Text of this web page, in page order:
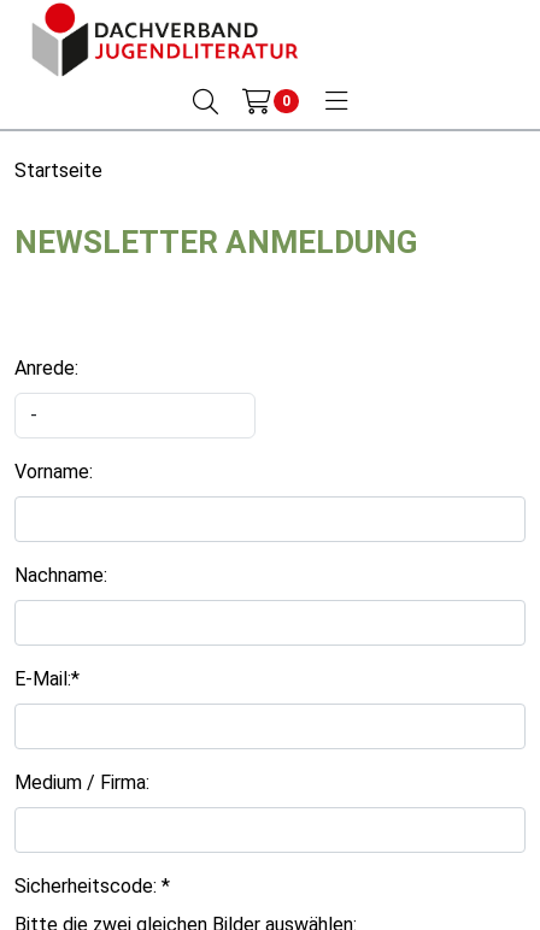
0
Startseite
NEWSLETTER ANMELDUNG
Anrede:
Vorname:
Nachname:
E-Mail:*
Medium / Firma:
Sicherheitscode: *
Bitte die zwei gleichen Bilder auswählen: